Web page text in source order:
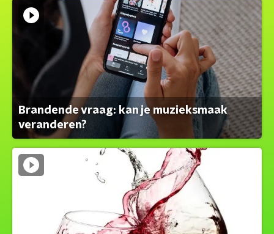
Brandende vraag: kan je muzieksmaak
veranderen?